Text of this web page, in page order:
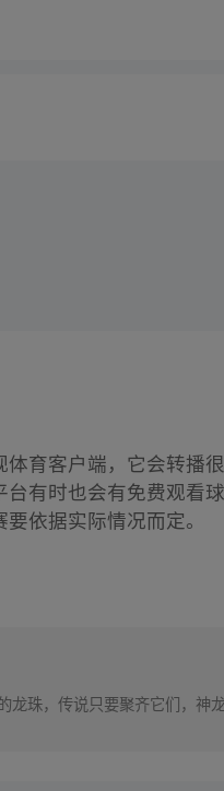
育客户端，它会转播
有时也会有免费观看
依据实际情况而定。
龙珠，传说只要聚齐它们，